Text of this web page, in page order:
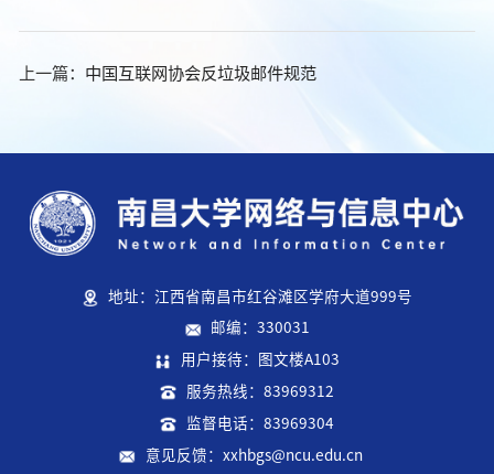
上一篇： 中国互联网协会反垃圾邮件规范
地址：江西省南昌市红谷滩区学府大道999号
邮编：330031
用户接待：图文楼A103
服务热线：83969312
监督电话：83969304
意见反馈：xxhbgs@ncu.edu.cn